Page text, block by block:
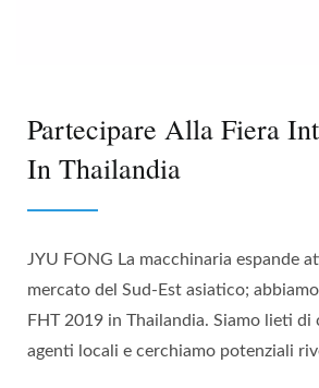
Partecipare Alla Fiera
In Thailandia
JYU FONG La macchinaria espande
mercato del Sud-Est asiatico;
FHT 2019 in Thailandia. Siamo lieti di
agenti locali e cerchiamo potenziali